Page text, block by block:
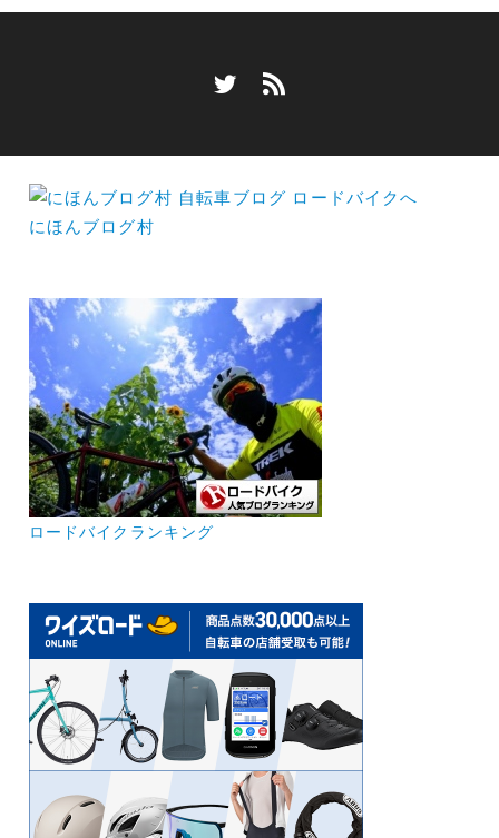
にほんブログ村
ロードバイクランキング